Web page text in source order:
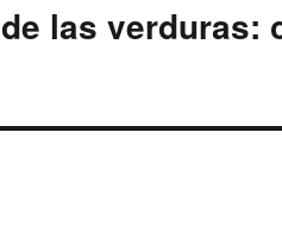
las verduras: